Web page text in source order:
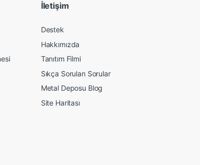
İletişim
Destek
Hakkımızda
Tanıtım Filmi
Sıkça Sorulan Sorular
Metal Deposu Blog
Site Haritası